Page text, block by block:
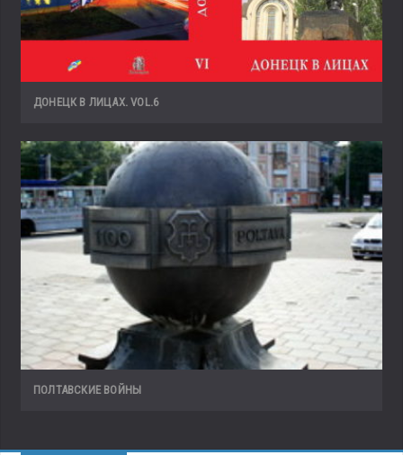
ДОНЕЦК В ЛИЦАХ. VOL.6
ПОЛТАВСКИЕ ВОЙНЫ